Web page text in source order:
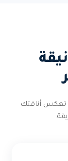
تعكس أناقتك